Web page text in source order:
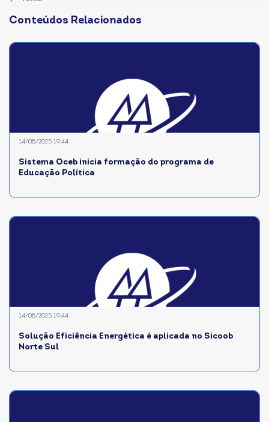
Conteúdos Relacionados
Sistema Oceb inicia formação do programa de
Educação Política
14/08/2025 19:44
Solução Eficiência Energética é aplicada no Sicoob
Norte Sul
14/08/2025 19:44